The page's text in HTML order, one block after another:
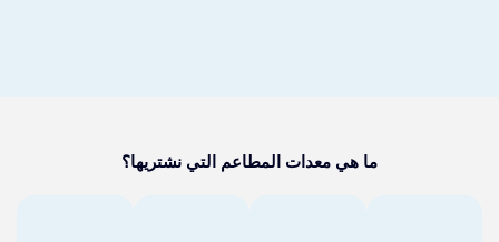
ما هي معدات المطاعم التي نشتريها؟